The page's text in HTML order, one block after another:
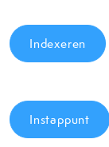
Indexeren
Instappunt